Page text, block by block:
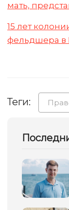
мать,
15 лет
фельдшера в
Теги: